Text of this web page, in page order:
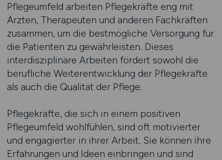
Pflegeumfeld arbeiten Pflegekräfte eng mit
Ärzten, Therapeuten und anderen Fachkräften
zusammen, um die bestmögliche Versorgung für
die Patienten zu gewährleisten. Dieses
interdisziplinäre Arbeiten fördert sowohl die
berufliche Weiterentwicklung der Pflegekräfte
als auch die Qualität der Pflege.
Pflegekräfte, die sich in einem positiven
Pflegeumfeld wohlfühlen, sind oft motivierter
und engagierter in ihrer Arbeit. Sie können ihre
Erfahrungen und Ideen einbringen und sind